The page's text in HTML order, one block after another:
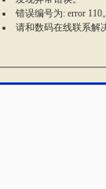
错误编号为: error 110
请和数码在线联系解